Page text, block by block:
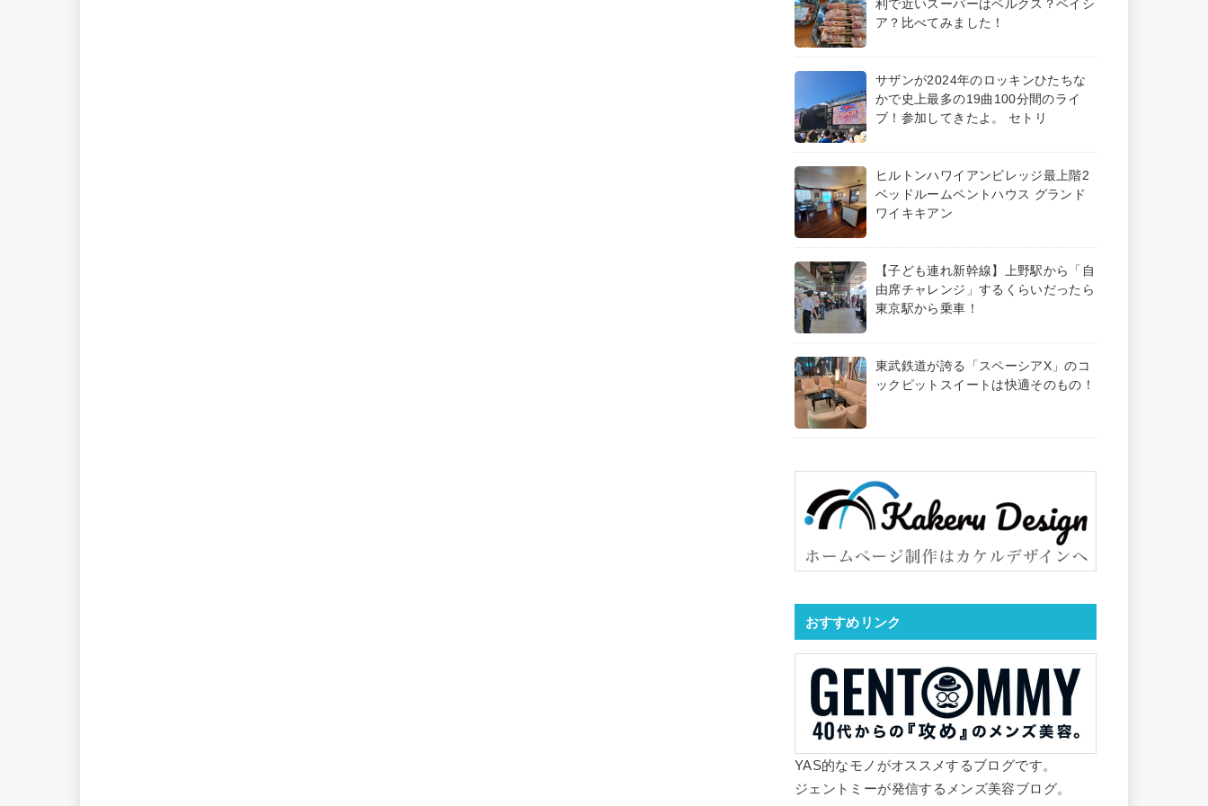
利で近いスーパーはベルクス？ベイシ
ア？比べてみました！
サザンが2024年のロッキンひたちな
かで史上最多の19曲100分間のライ
ブ！参加してきたよ。 セトリ
ヒルトンハワイアンビレッジ最上階2
ベッドルームペントハウス グランド
ワイキキアン
【子ども連れ新幹線】上野駅から「自
由席チャレンジ」するくらいだったら
東京駅から乗車！
東武鉄道が誇る「スペーシアX」のコ
ックピットスイートは快適そのもの！
おすすめリンク
YAS的なモノがオススメするブログです。
ジェントミーが発信するメンズ美容ブログ。